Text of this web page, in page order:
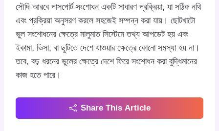
সৌদি আরবে পাসপোর্ট সংশোধন একটি সাধারণ প্রক্রিয়া, যা সঠিক নথি
এবং প্রক্রিয়া অনুসরণ করলে সহজেই সম্পন্ন করা যায়। ছোটখাটো
ভুল সংশোধনের ক্ষেত্রে মালুমাত সিস্টেমে তথ্য আপডেট হয় এবং
ইকামা, ভিসা, বা ছুটিতে দেশে যাওয়ার ক্ষেত্রে কোনো সমস্যা হয় না।
তবে, বড় ধরনের ভুলের ক্ষেত্রে দেশে ফিরে সংশোধন করা বুদ্ধিমানের
কাজ হতে পারে।
Share This Article